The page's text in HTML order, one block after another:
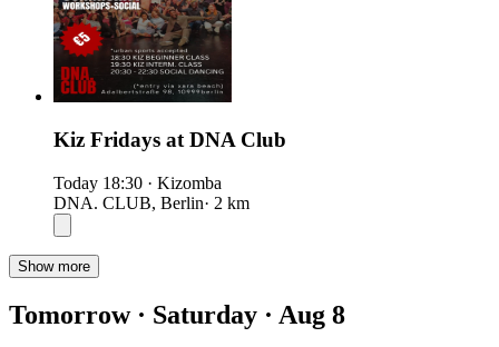
Kiz Fridays at DNA Club
Today 18:30 · Kizomba
DNA. CLUB, Berlin· 2 km
Show more
Tomorrow · Saturday · Aug 8